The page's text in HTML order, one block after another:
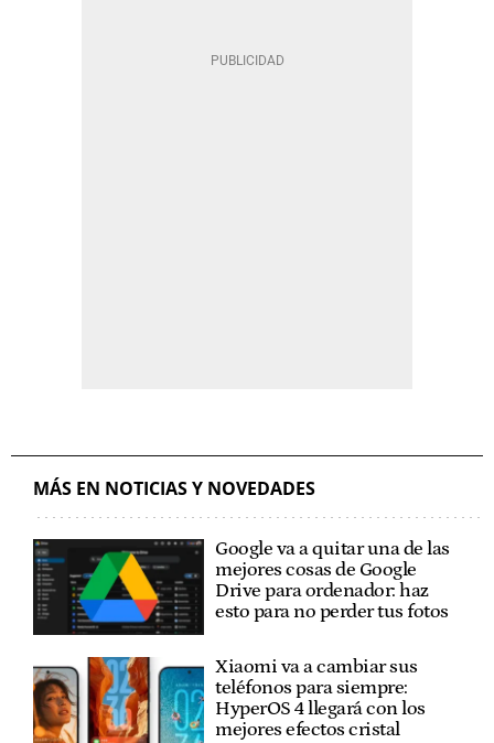
MÁS EN NOTICIAS Y NOVEDADES
Google va a quitar una de las
mejores cosas de Google
Drive para ordenador: haz
esto para no perder tus fotos
Xiaomi va a cambiar sus
teléfonos para siempre:
HyperOS 4 llegará con los
mejores efectos cristal